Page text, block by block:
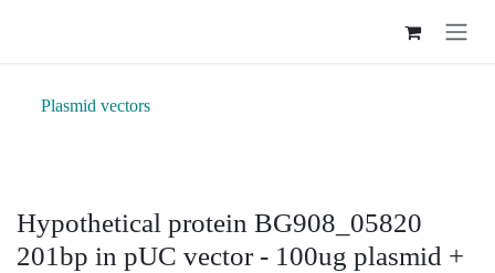
Plasmid vectors
Hypothetical protein BG908_05820
201bp in pUC vector - 100ug plasmid +